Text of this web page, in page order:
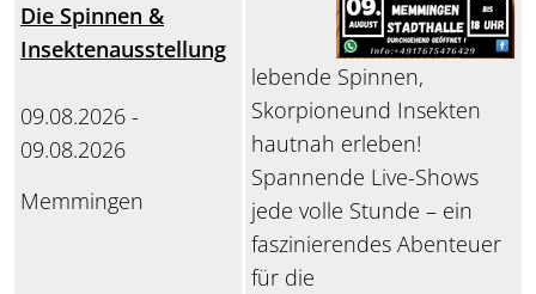
Die Spinnen &
Insektenausstellung
09.08.2026 -
09.08.2026
Memmingen
lebende Spinnen,
Skorpioneund Insekten
hautnah erleben!
Spannende Live-Shows
jede volle Stunde – ein
faszinierendes Abenteuer
für die